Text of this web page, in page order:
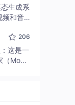
LLM,
verify
生成系
频和音
达 15
得益于
预训练
206
这是一
（Mo